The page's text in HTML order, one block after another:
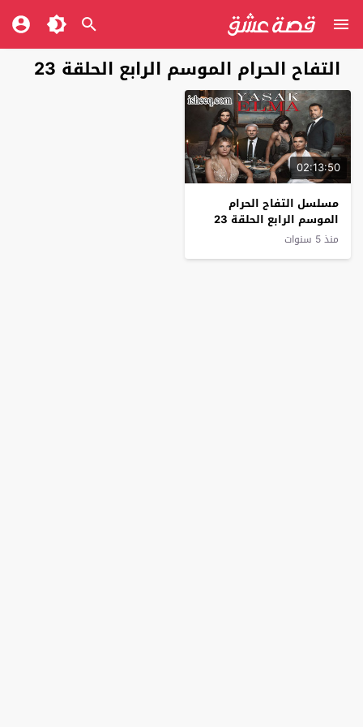
التفاح الحرام الموسم الرابع الحلقة 23
02:13:50
مسلسل التفاح الحرام
الموسم الرابع الحلقة 23
منذ 5 سنوات